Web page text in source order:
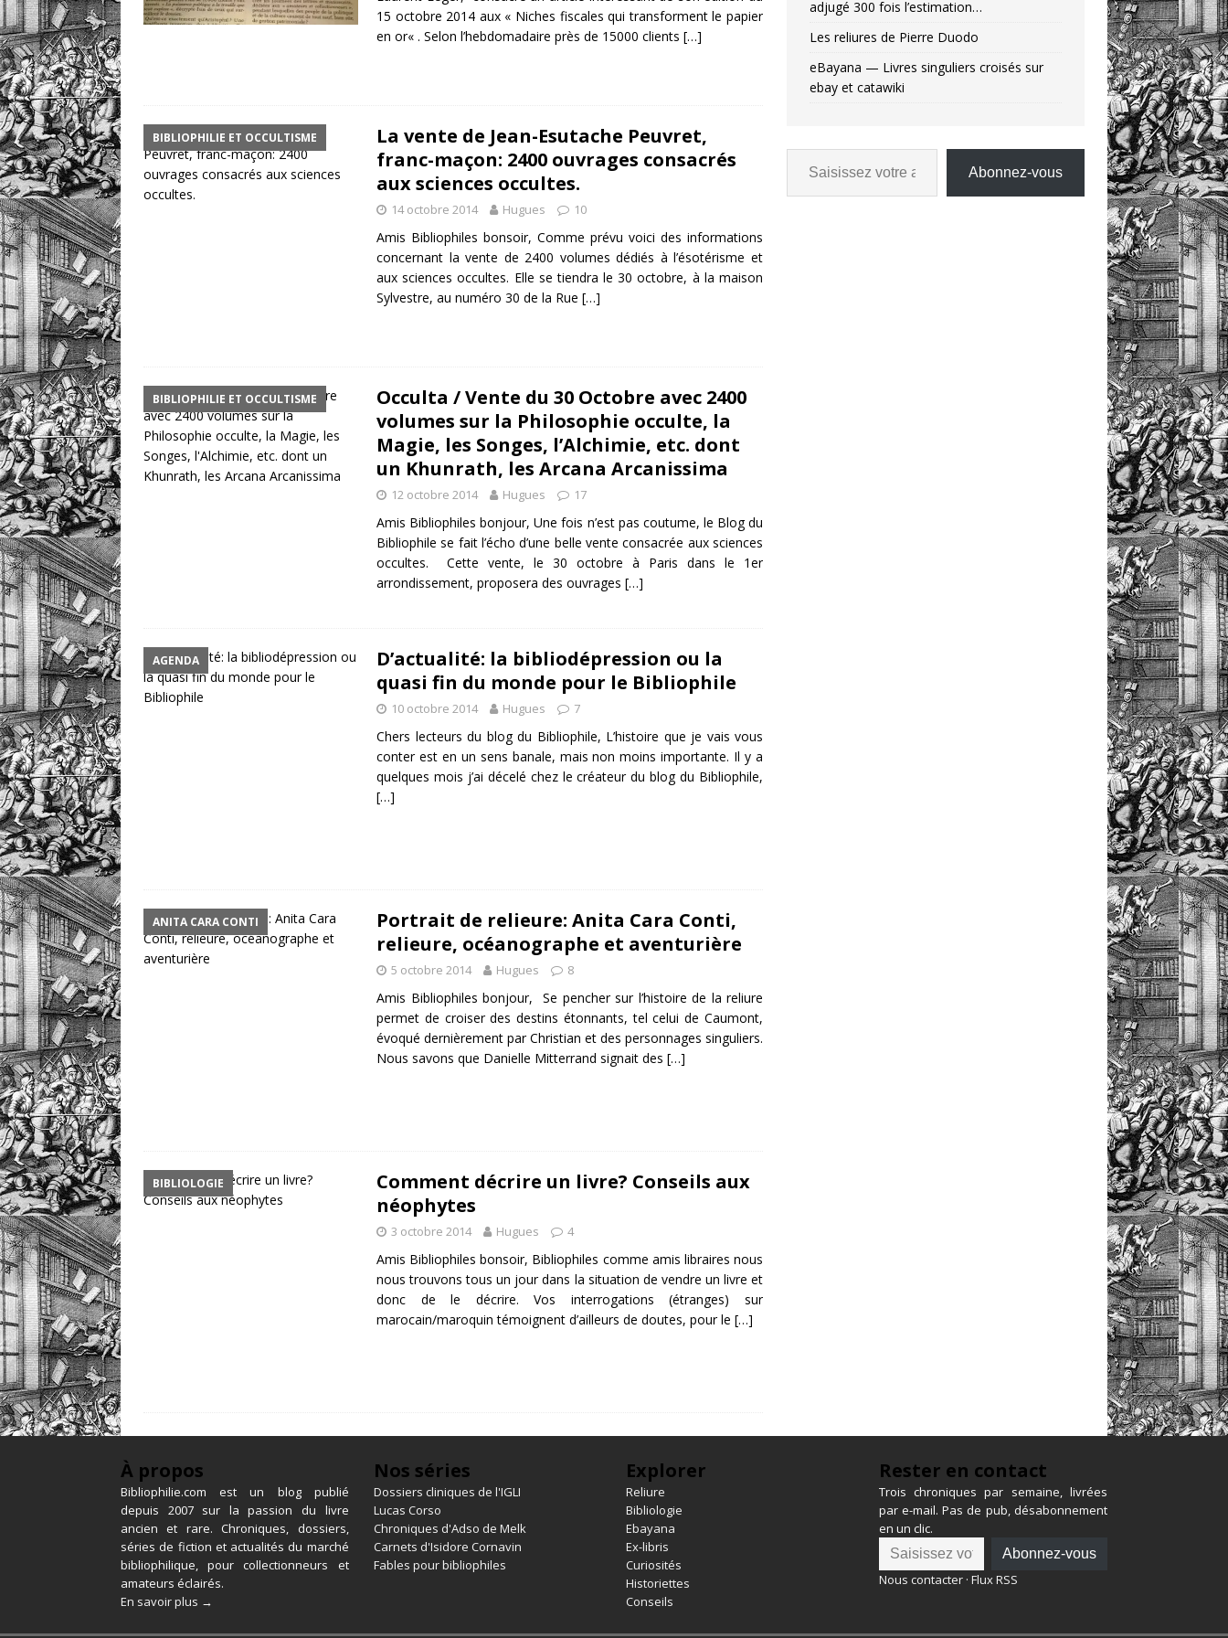
15 octobre 2014 aux « Niches fiscales qui transforment le papier
en or« . Selon l’hebdomadaire près de 15000 clients […]
BIBLIOPHILIE ET OCCULTISME
La vente de Jean-Esutache Peuvret,
franc-maçon: 2400 ouvrages consacrés
aux sciences occultes.
14 octobre 2014 Hugues 10
Amis Bibliophiles bonsoir, Comme prévu voici des informations
concernant la vente de 2400 volumes dédiés à l’ésotérisme et
aux sciences occultes. Elle se tiendra le 30 octobre, à la maison
Sylvestre, au numéro 30 de la Rue […]
BIBLIOPHILIE ET OCCULTISME
Occulta / Vente du 30 Octobre avec 2400
volumes sur la Philosophie occulte, la
Magie, les Songes, l’Alchimie, etc. dont
un Khunrath, les Arcana Arcanissima
12 octobre 2014 Hugues 17
Amis Bibliophiles bonjour, Une fois n’est pas coutume, le Blog du
Bibliophile se fait l’écho d’une belle vente consacrée aux sciences
occultes. Cette vente, le 30 octobre à Paris dans le 1er
arrondissement, proposera des ouvrages […]
AGENDA
D’actualité: la bibliodépression ou la
quasi fin du monde pour le Bibliophile
10 octobre 2014 Hugues 7
Chers lecteurs du blog du Bibliophile, L’histoire que je vais vous
conter est en un sens banale, mais non moins importante. Il y a
quelques mois j’ai décelé chez le créateur du blog du Bibliophile,
[…]
ANITA CARA CONTI
Portrait de relieure: Anita Cara Conti,
relieure, océanographe et aventurière
5 octobre 2014 Hugues 8
Amis Bibliophiles bonjour, Se pencher sur l’histoire de la reliure
permet de croiser des destins étonnants, tel celui de Caumont,
évoqué dernièrement par Christian et des personnages singuliers.
Nous savons que Danielle Mitterrand signait des […]
BIBLIOLOGIE
Comment décrire un livre? Conseils aux
néophytes
3 octobre 2014 Hugues 4
Amis Bibliophiles bonsoir, Bibliophiles comme amis libraires nous
nous trouvons tous un jour dans la situation de vendre un livre et
donc de le décrire. Vos interrogations (étranges) sur
marocain/maroquin témoignent d’ailleurs de doutes, pour le […]
adjugé 300 fois l’estimation…
Les reliures de Pierre Duodo
eBayana — Livres singuliers croisés sur
ebay et catawiki
Abonnez-vous
À propos
Bibliophilie.com est un blog publié
depuis 2007 sur la passion du livre
ancien et rare. Chroniques, dossiers,
séries de fiction et actualités du marché
bibliophilique, pour collectionneurs et
amateurs éclairés.
En savoir plus →
Nos séries
Dossiers cliniques de l'IGLI
Lucas Corso
Chroniques d'Adso de Melk
Carnets d'Isidore Cornavin
Fables pour bibliophiles
Explorer
Reliure
Bibliologie
Ebayana
Ex-libris
Curiosités
Historiettes
Conseils
Rester en contact
Trois chroniques par semaine, livrées
par e-mail. Pas de pub, désabonnement
en un clic.
Abonnez-vous
Nous contacter ·Flux RSS